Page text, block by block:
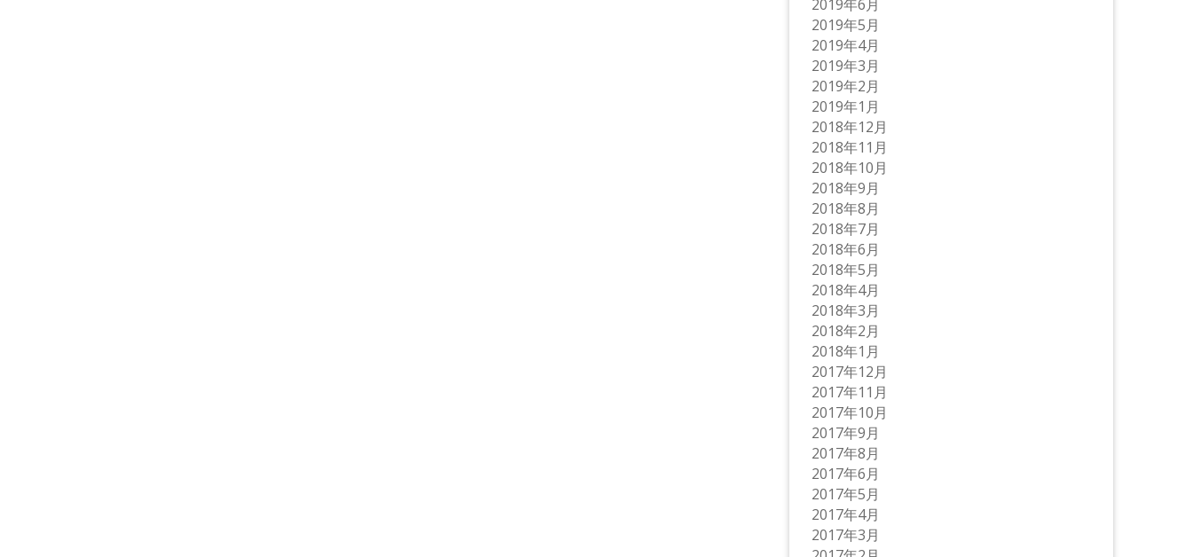
2019年6月
2019年5月
2019年4月
2019年3月
2019年2月
2019年1月
2018年12月
2018年11月
2018年10月
2018年9月
2018年8月
2018年7月
2018年6月
2018年5月
2018年4月
2018年3月
2018年2月
2018年1月
2017年12月
2017年11月
2017年10月
2017年9月
2017年8月
2017年6月
2017年5月
2017年4月
2017年3月